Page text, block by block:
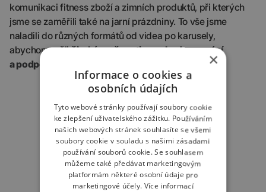
komunikaci fitness zboží a zimních produktů, při kterých
jsme se zaměřili také na jarní prázdniny. To vše jsme
naladili do různých formátů od videa po karusely,
abychom měliširoké možnosti ve vyhodnocování
a podpoře těch nejúspěšnějších
×
Informace o cookies a
osobních údajích
Tyto webové stránky používají soubory cookie
ke zlepšení uživatelského zážitku. Používáním
našich webových stránek souhlasíte se všemi
soubory cookie v souladu s našimi zásadami
používání souborů cookie. Se souhlasem
můžeme také předávat marketingovým
platformám některé osobní údaje pro
marketingové účely. Více informací